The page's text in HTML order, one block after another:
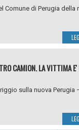
Comune di Perugia della
CAMION. LA VITTIMA E'
sulla nuova Perugia